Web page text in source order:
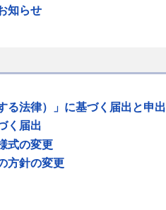
知らせ
る法律）」に基づく届出と申出
く届出
式の変更
方針の変更